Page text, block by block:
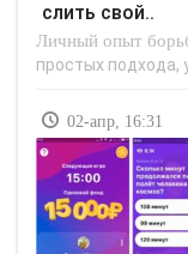
слить свой..
Личный опыт
простых подхода,
02-апр, 16:31